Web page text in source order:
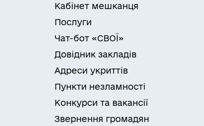
Кабінет мешканця
Послуги
Чат-бот «СВОЇ»
Довідник закладів
Адреси укриттів
Пункти незламності
Конкурси та вакансії
Звернення громадян